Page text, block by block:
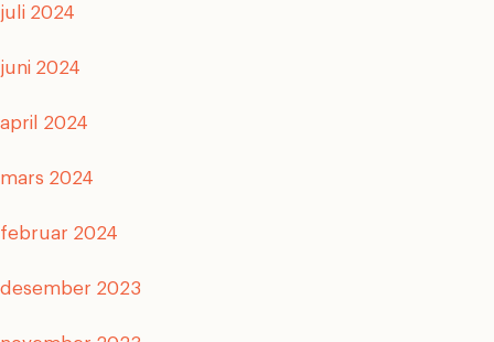
juli 2024
juni 2024
april 2024
mars 2024
februar 2024
desember 2023